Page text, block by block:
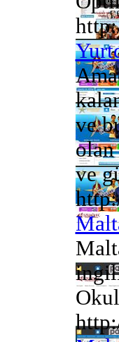
ve
olan
ve